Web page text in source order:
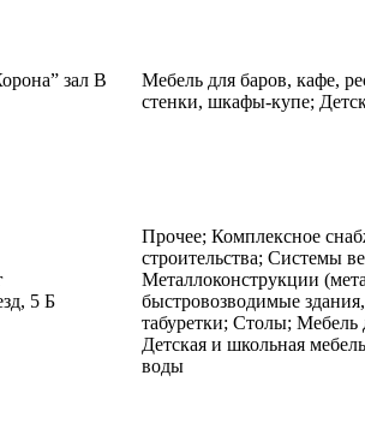
зал В
Мебель для баров, кафе,
стенки, шкафы-купе;
5 Б
Прочее; Комплексное
строительства; Системы
Металлоконструкции
быстровозводимые
табуретки; Столы; Мебель
Детская и школьная
воды